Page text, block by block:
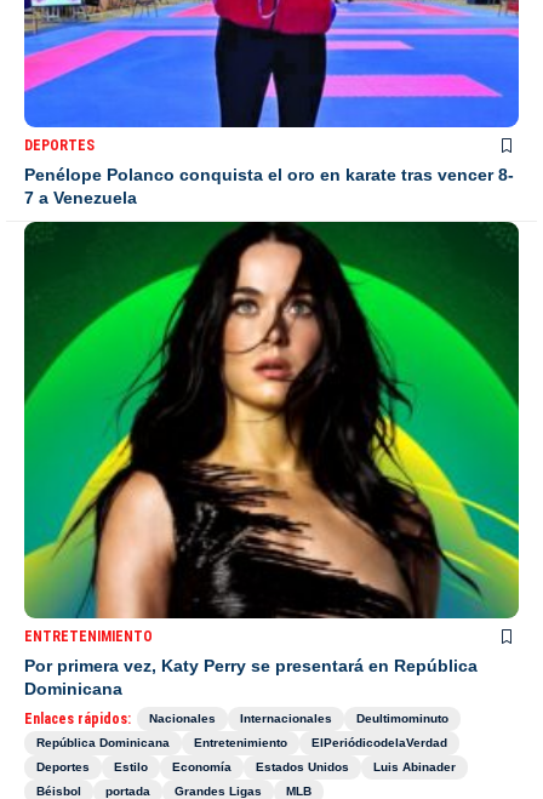
DEPORTES
Penélope Polanco conquista el oro en karate tras vencer 8-
7 a Venezuela
ENTRETENIMIENTO
Por primera vez, Katy Perry se presentará en República
Dominicana
Enlaces rápidos: Nacionales Internacionales
Deultimominuto
República Dominicana
Entretenimiento
ElPeriódicodelaVerdad
Deportes
Estilo Economía Estados Unidos
Luis Abinader
Béisbol
portada Grandes Ligas MLB